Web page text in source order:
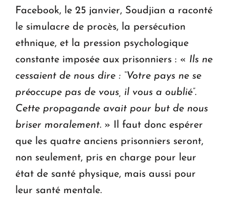
Facebook, le 25 janvier, Soudjian a raconté
le simulacre de procès, la persécution
ethnique, et la pression psychologique
constante imposée aux prisonniers : « Ils ne
cessaient de nous dire : “Votre pays ne se
préoccupe pas de vous, il vous a oublié”.
Cette propagande avait pour but de nous
briser moralement. » Il faut donc espérer
que les quatre anciens prisonniers seront,
non seulement, pris en charge pour leur
état de santé physique, mais aussi pour
leur santé mentale.